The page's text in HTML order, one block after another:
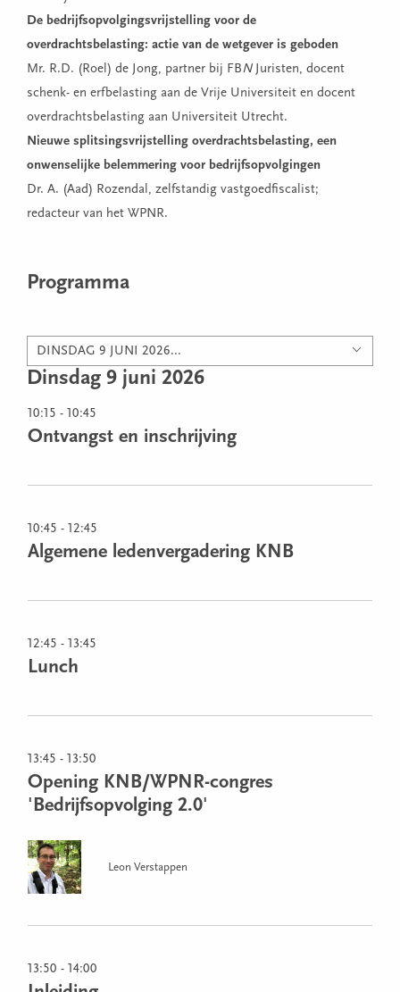
De bedrijfsopvolgingsvrijstelling voor de
overdrachtsbelasting: actie van de wetgever is geboden
Mr. R.D. (Roel) de Jong, partner bij FBNJuristen, docent
schenk- en erfbelasting aan de Vrije Universiteit en docent
overdrachtsbelasting aan Universiteit Utrecht.
Nieuwe splitsingsvrijstelling overdrachtsbelasting, een
onwenselijke belemmering voor bedrijfsopvolgingen
Dr. A. (Aad) Rozendal, zelfstandig vastgoedfiscalist;
redacteur van het WPNR.
Programma
DINSDAG 9 JUNI 2026...
Dinsdag 9 juni 2026
10:15 - 10:45
Ontvangst en inschrijving
10:45 - 12:45
Algemene ledenvergadering KNB
12:45 - 13:45
Lunch
13:45 - 13:50
Opening KNB/WPNR-congres
'Bedrijfsopvolging 2.0'
Leon Verstappen
13:50 - 14:00